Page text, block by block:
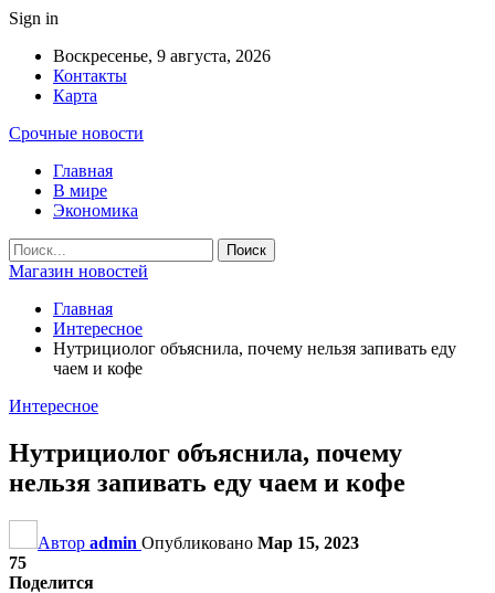
Sign in
Воскресенье, 9 августа, 2026
Контакты
Карта
Срочные новости
Главная
В мире
Экономика
Магазин новостей
Главная
Интересное
Нутрициолог объяснила, почему нельзя запивать еду
чаем и кофе
Интересное
Нутрициолог объяснила, почему
нельзя запивать еду чаем и кофе
Автор admin Опубликовано Мар 15, 2023
75
Поделится